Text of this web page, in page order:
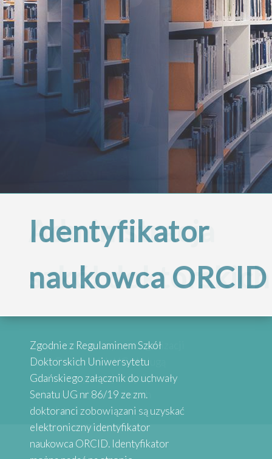
Administracja
szkół doktorskich
Przypominamy, że po reorganizacji
Szkół Doktorskich UG obsługą
administracyjną zajmują się
wybrane osoby przy danych
Wydziałach
Identyfikator
naukowca ORCID
Zgodnie z Regulaminem Szkół
Doktorskich Uniwersytetu
Gdańskiego załącznik do uchwały
Senatu UG nr 86/19 ze zm.
doktoranci zobowiązani są uzyskać
elektroniczny identyfikator
naukowca ORCID. Identyfikator
Projekt
Szkół
Doktorskich
Uniwersytetu
Inspirujące
historie
absolwentów
zapoznania się z historiami osób,
które uzyskały stopień doktora.
Absolwenci studiów doktoranckich